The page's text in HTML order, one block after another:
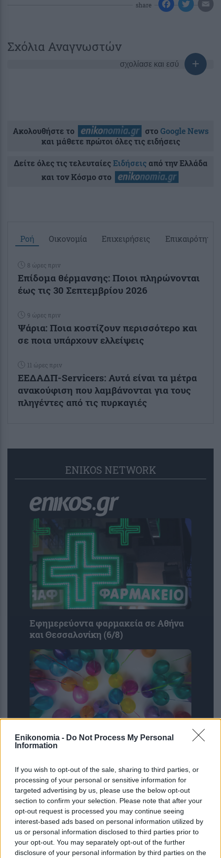
Enikonomia - Do Not Process My Personal
Information
If you wish to opt-out of the sale, sharing to third parties, or
processing of your personal or sensitive information for
targeted advertising by us, please use the below opt-out
section to confirm your selection. Please note that after your
opt-out request is processed you may continue seeing
interest-based ads based on personal information utilized by
us or personal information disclosed to third parties prior to
your opt-out. You may separately opt-out of the further
disclosure of your personal information by third parties on the
share
Σχόλια Αναγνωστών
σχολίασε και εσύ
Ακολουθήστε το στοGoogle News
και μάθετε πρώτοι όλες τις ειδήσεις
Δείτε όλες τις τελευταίεςΕιδήσειςαπό την Ελλάδα
και τον Κόσμο στο
Ροή Οικονομία Επιχειρήσεις Επικαιρότητα
8 ώρες πριν
Επίδομα θέρμανσης: Ποιοι πληρώνονται
έως τις 30 Σεπτεμβρίου 2026
9 ώρες πριν
Ψάρια: Ποια κοστίζουν περισσότερο και
σε ποια υπάρχουν ελλείψεις
11 ώρες πριν
ΕΕΔΑΔΠ-Servicers: Αυτά είναι τα μέτρα
ανακούφιση που λαμβάνονται για τους
πληγέντες από τις πυρκαγιές
ENIKOS NETWORK
Εφημερεύοντα φαρμακεία σε Αθήνα
και Θεσσαλονίκη (6/8)
6 Αυγούστου